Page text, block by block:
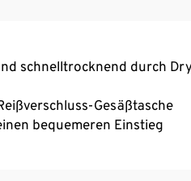
schnelltrocknend durch
Gesäßtasche
bequemeren Einstieg